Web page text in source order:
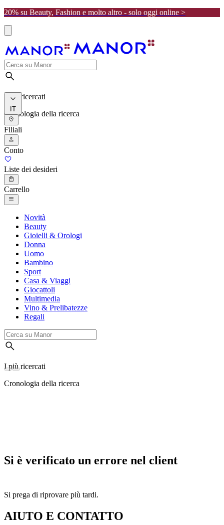
20% su Beauty, Fashion e molto altro - solo oggi online >
I più ricercati
Cronologia della ricerca
IT
Filiali
Conto
Liste dei desideri
Carrello
Novità
Beauty
Gioielli & Orologi
Donna
Uomo
Bambino
Sport
Casa & Viaggi
Giocattoli
Multimedia
Vino & Prelibatezze
Regali
I più ricercati
Cronologia della ricerca
Si è verificato un errore nel client
Si prega di riprovare più tardi.
AIUTO E CONTATTO